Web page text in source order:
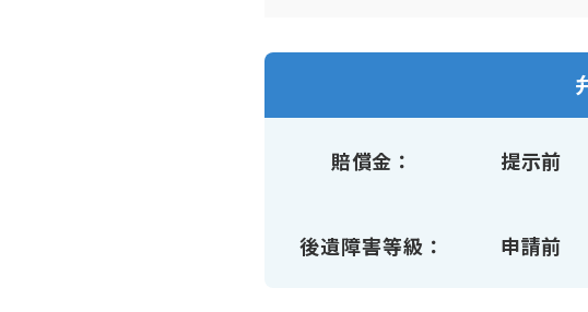
賠償金 提示前
後遺障害等級 申請前